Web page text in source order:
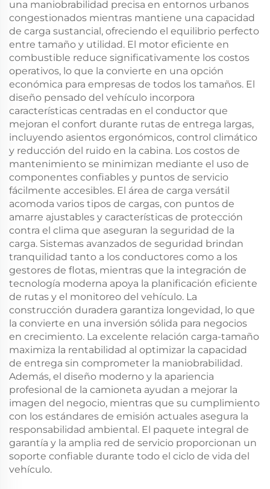
una maniobrabilidad precisa en entornos urbanos
congestionados mientras mantiene una capacidad
de carga sustancial, ofreciendo el equilibrio perfecto
entre tamaño y utilidad. El motor eficiente en
combustible reduce significativamente los costos
operativos, lo que la convierte en una opción
económica para empresas de todos los tamaños. El
diseño pensado del vehículo incorpora
características centradas en el conductor que
mejoran el confort durante rutas de entrega largas,
incluyendo asientos ergonómicos, control climático
y reducción del ruido en la cabina. Los costos de
mantenimiento se minimizan mediante el uso de
componentes confiables y puntos de servicio
fácilmente accesibles. El área de carga versátil
acomoda varios tipos de cargas, con puntos de
amarre ajustables y características de protección
contra el clima que aseguran la seguridad de la
carga. Sistemas avanzados de seguridad brindan
tranquilidad tanto a los conductores como a los
gestores de flotas, mientras que la integración de
tecnología moderna apoya la planificación eficiente
de rutas y el monitoreo del vehículo. La
construcción duradera garantiza longevidad, lo que
la convierte en una inversión sólida para negocios
en crecimiento. La excelente relación carga-tamaño
maximiza la rentabilidad al optimizar la capacidad
de entrega sin comprometer la maniobrabilidad.
Además, el diseño moderno y la apariencia
profesional de la camioneta ayudan a mejorar la
imagen del negocio, mientras que su cumplimiento
con los estándares de emisión actuales asegura la
responsabilidad ambiental. El paquete integral de
garantía y la amplia red de servicio proporcionan un
soporte confiable durante todo el ciclo de vida del
vehículo.